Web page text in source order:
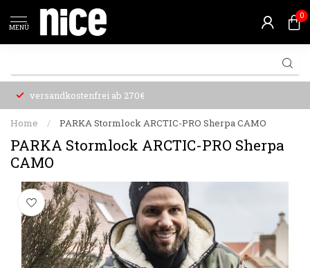
MENÜ
0
versandkostenfrei ab 270€
Home / PARKA Stormlock ARCTIC-PRO Sherpa CAMO
PARKA Stormlock ARCTIC-PRO Sherpa
CAMO